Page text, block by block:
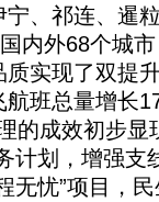
、祁连、暹
内外68个城
实现了双提
班总量增长
的成效初步显
计划，增强支
无忧”项目，